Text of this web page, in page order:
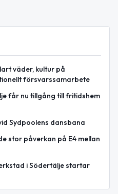
väder, kultur på
försvarssamarbete
får nu tillgång till fritidshem
Sydpoolens dansbana
stor påverkan på E4 mellan
i Södertälje startar